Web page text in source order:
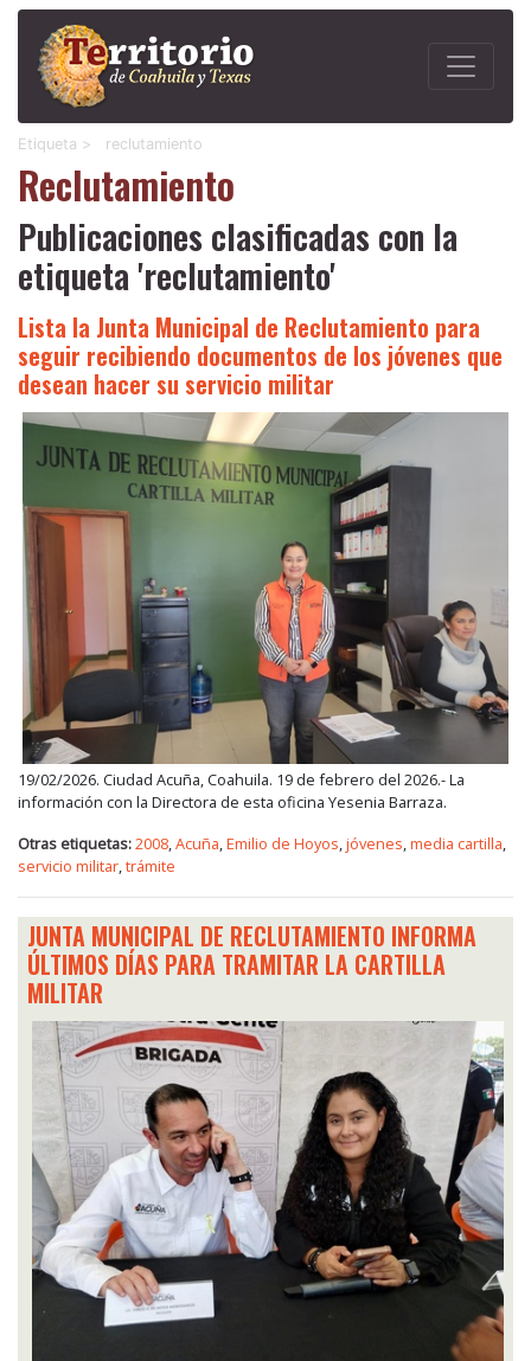
Etiqueta > reclutamiento
Reclutamiento
Publicaciones clasificadas con la
etiqueta 'reclutamiento'
Lista la Junta Municipal de Reclutamiento para
seguir recibiendo documentos de los jóvenes que
desean hacer su servicio militar
19/02/2026. Ciudad Acuña, Coahuila. 19 de febrero del 2026.- La
información con la Directora de esta oficina Yesenia Barraza.
Otras etiquetas:2008 Acuña Emilio de Hoyos jóvenes media cartilla
servicio militar trámite
JUNTA MUNICIPAL DE RECLUTAMIENTO INFORMA
ÚLTIMOS DÍAS PARA TRAMITAR LA CARTILLA
MILITAR